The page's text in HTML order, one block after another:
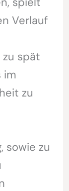
Verlauf
spät
im
zu
sowie zu